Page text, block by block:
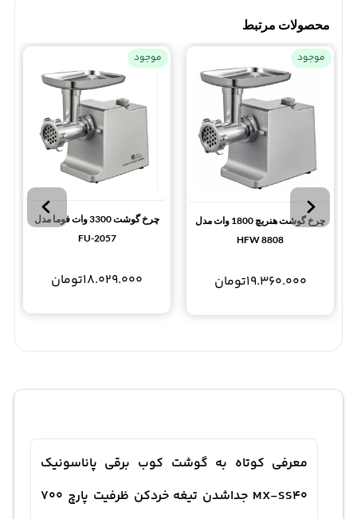
محصولات مرتبط
موجود
چرخ گوشت هنریچ 1800 وات مدل
HFW 8808
19.360.000تومان
موجود
چرخ گوشت 3300 وات فوما مدل
FU-2057
18.029.000تومان
معرفی کوتاه به گوشت کوب برقی پاناسونیک
MX-SS40 جداشدن تیغه خردکن ظرفیت پارچ 700